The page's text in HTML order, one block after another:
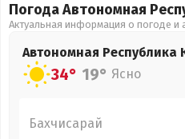
Погода Автономная
Актуальная информация о погоде и
Автономная Республика
34° 19° Ясно
Бахчисарай